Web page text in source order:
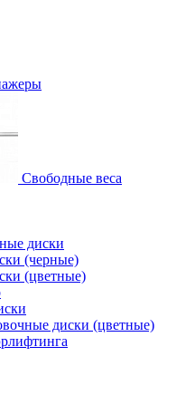
Свободные веса
диски
(черные)
(цветные)
диски (цветные)